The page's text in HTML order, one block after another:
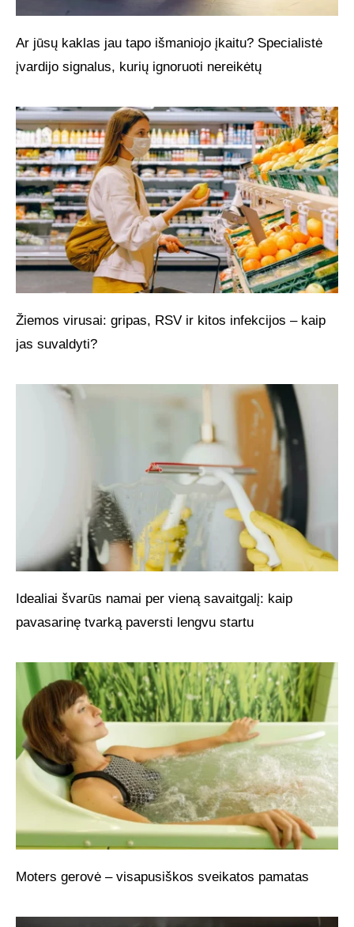
Ar jūsų kaklas jau tapo išmaniojo įkaitu? Specialistė
įvardijo signalus, kurių ignoruoti nereikėtų
Žiemos virusai: gripas, RSV ir kitos infekcijos – kaip
jas suvaldyti?
Idealiai švarūs namai per vieną savaitgalį: kaip
pavasarinę tvarką paversti lengvu startu
Moters gerovė – visapusiškos sveikatos pamatas